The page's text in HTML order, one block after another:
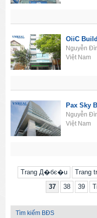
OiiC
Nguyễn
Việt Nam
Pax Sky
Nguyễn
Việt Nam
Trang Д�бє�u
37
38 39
Tìm kiếm BĐS